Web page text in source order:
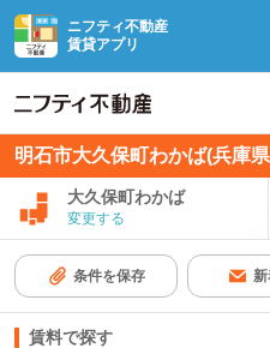
ニフティ不動産
賃貸アプリ
明石市大久保町わかば(兵庫
大久保町わかば
変更する
条件を保存
賃料で探す